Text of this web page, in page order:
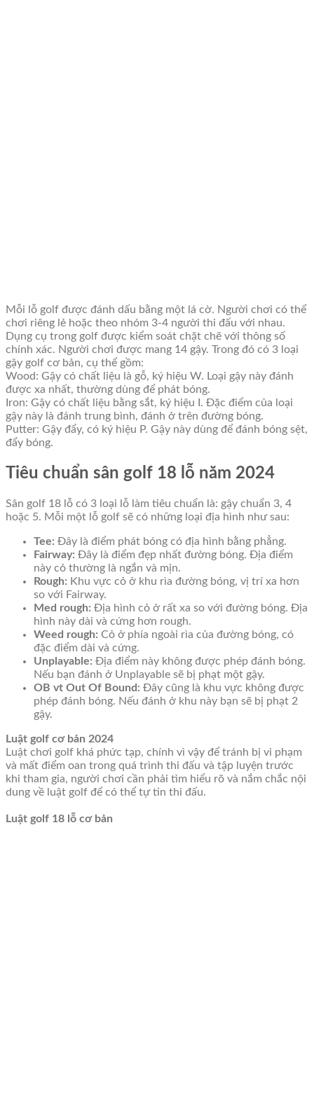
Mỗi lỗ golf được đánh dấu bằng một lá cờ. Người chơi có thể
chơi riêng lẻ hoặc theo nhóm 3-4 người thi đấu với nhau.
Dụng cụ trong golf được kiểm soát chặt chẽ với thông số
chính xác. Người chơi được mang 14 gậy. Trong đó có 3 loại
gậy golf cơ bản, cụ thể gồm:
Wood: Gậy có chất liệu là gỗ, ký hiệu W. Loại gậy này đánh
được xa nhất, thường dùng để phát bóng.
Iron: Gậy có chất liệu bằng sắt, ký hiệu I. Đặc điểm của loại
gậy này là đánh trung bình, đánh ở trên đường bóng.
Putter: Gậy đẩy, có ký hiệu P. Gậy này dùng để đánh bóng sệt,
đẩy bóng.
Tiêu chuẩn sân golf 18 lỗ năm 2024
Sân golf 18 lỗ có 3 loại lỗ làm tiêu chuẩn là: gậy chuẩn 3, 4
hoặc 5. Mỗi một lỗ golf sẽ có những loại địa hình như sau:
Tee: Đây là điểm phát bóng có địa hình bằng phẳng.
Fairway: Đây là điểm đẹp nhất đường bóng. Địa điểm
này cỏ thường là ngắn và mịn.
Rough: Khu vực cỏ ở khu rìa đường bóng, vị trí xa hơn
so với Fairway.
Med rough: Địa hình cỏ ở rất xa so với đường bóng. Địa
hình này dài và cứng hơn rough.
Weed rough: Cỏ ở phía ngoài rìa của đường bóng, có
đặc điểm dài và cứng.
Unplayable: Địa điểm này không được phép đánh bóng.
Nếu bạn đánh ở Unplayable sẽ bị phạt một gậy.
OB vt Out Of Bound: Đây cũng là khu vực không được
phép đánh bóng. Nếu đánh ở khu này bạn sẽ bị phạt 2
gậy.
Luật golf cơ bản 2024
Luật chơi golf khá phức tạp, chính vì vậy để tránh bị vi phạm
và mất điểm oan trong quá trình thi đấu và tập luyện trước
khi tham gia, người chơi cần phải tìm hiểu rõ và nắm chắc nội
dung về luật golf để có thể tự tin thi đấu.
Luật golf 18 lỗ cơ bản